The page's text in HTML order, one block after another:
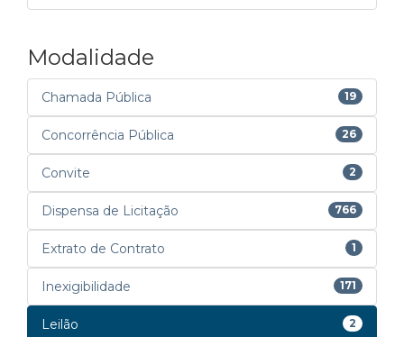
Modalidade
Chamada Pública 19
Concorrência Pública 26
Convite 2
Dispensa de Licitação 766
Extrato de Contrato 1
Inexigibilidade 171
Leilão 2